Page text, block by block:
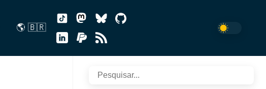
🌎 🇧🇷
🇺🇸